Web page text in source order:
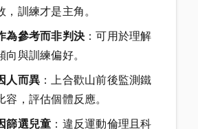
，訓練才是主角。
為參考而非判決 ：可用於理解
向與訓練偏好。
人而異 ：上合歡山前後監測鐵
容，評估個體反應。
篩選兒童 ：違反運動倫理且科